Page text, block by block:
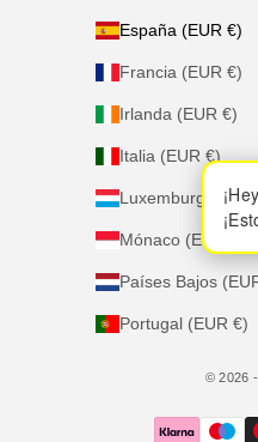
España (EUR €)
Francia (EUR €)
Irlanda (EUR €)
Italia (EUR €)
Luxemburgo
Mónaco (EUR €)
Países Bajos
Portugal (EUR €)
© 2026